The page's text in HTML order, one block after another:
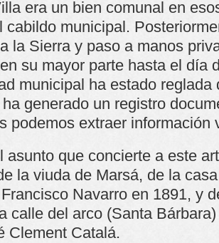
era un bien comunal en
cabildo municipal.
la Sierra y paso a manos
su mayor parte hasta el día
municipal ha estado reglada
generado un registro
podemos extraer información
asunto que concierte a este
la viuda de Marsá, de la
Navarro en 1891, y
calle del arco (Santa
Clement Catalá.